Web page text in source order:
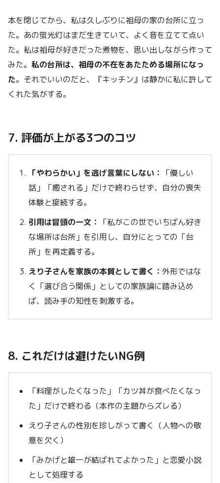
本を閉じてから、私は久しぶりに祖母の家の台所に立っ
た。あの蛍光灯はまだ生きていて、よく音を立てて点い
た。私は祖母が好きだった煮物を、思い出しながら作って
みた。 私の台所は、祖母の不在をあたためる場所になっ
た。それでいいのだと、『キッチン』は静かに私に許して
くれた気がする。
7. 評価が上がる3つのコツ
「やわらかい」を逃げ言葉にしない：
「優しい
話」「癒される」だけで終わらせず、自分の喪失
体験と接続する。
引用は冒頭の一文：
「私がこの世でいちばん好き
な場所は台所」を引用し、自分にとっての「台
所」を再定義する。
えり子さんを家族の本質として書く： 外形ではな
く「選び合う関係」としての家族論に踏み込め
ば、読み手の知性を刺激する。
8. これだけは避けたいNG例
「料理がしたくなった」「カツ丼が食べたくなっ
た」だけで終わる（本作の主題からズレる）
えり子さんの性別を珍しがって書く（人物への敬
意を欠く）
「みかげと雄一が結ばれてよかった」と恋愛小説
として処理する